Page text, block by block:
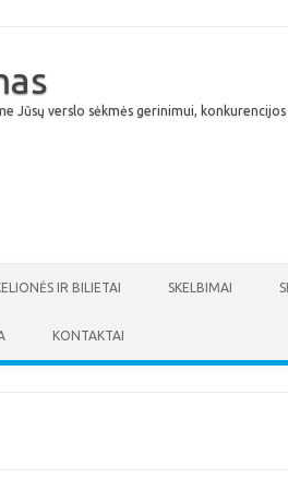
Jūsų verslo sėkmės gerinimui,
IR BILIETAI SKELBIMAI
KONTAKTAI